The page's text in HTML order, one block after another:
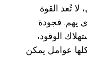
لا تُعد القوة
يهم. فجودة
الوقود،
عوامل يمكن